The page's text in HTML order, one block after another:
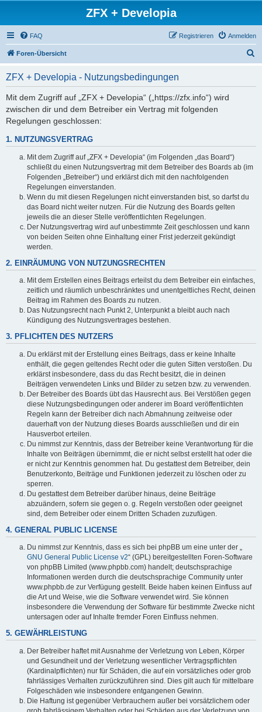
ZFX + Developia
FAQ Anmelden
Registrieren
Foren-Übersicht
ZFX + Developia - Nutzungsbedingungen
Mit dem Zugriff auf „ZFX + Developia“ („https://zfx.info“) wird
zwischen dir und dem Betreiber ein Vertrag mit folgenden
Regelungen geschlossen:
1. NUTZUNGSVERTRAG
Mit dem Zugriff auf „ZFX + Developia“ (im Folgenden „das Board“)
schließt du einen Nutzungsvertrag mit dem Betreiber des Boards ab (im
Folgenden „Betreiber“) und erklärst dich mit den nachfolgenden
Regelungen einverstanden.
Wenn du mit diesen Regelungen nicht einverstanden bist, so darfst du
das Board nicht weiter nutzen. Für die Nutzung des Boards gelten
jeweils die an dieser Stelle veröffentlichten Regelungen.
Der Nutzungsvertrag wird auf unbestimmte Zeit geschlossen und kann
von beiden Seiten ohne Einhaltung einer Frist jederzeit gekündigt
werden.
2. EINRÄUMUNG VON NUTZUNGSRECHTEN
Mit dem Erstellen eines Beitrags erteilst du dem Betreiber ein einfaches,
zeitlich und räumlich unbeschränktes und unentgeltliches Recht, deinen
Beitrag im Rahmen des Boards zu nutzen.
Das Nutzungsrecht nach Punkt 2, Unterpunkt a bleibt auch nach
Kündigung des Nutzungsvertrages bestehen.
3. PFLICHTEN DES NUTZERS
Du erklärst mit der Erstellung eines Beitrags, dass er keine Inhalte
enthält, die gegen geltendes Recht oder die guten Sitten verstoßen. Du
erklärst insbesondere, dass du das Recht besitzt, die in deinen
Beiträgen verwendeten Links und Bilder zu setzen bzw. zu verwenden.
Der Betreiber des Boards übt das Hausrecht aus. Bei Verstößen gegen
diese Nutzungsbedingungen oder anderer im Board veröffentlichten
Regeln kann der Betreiber dich nach Abmahnung zeitweise oder
dauerhaft von der Nutzung dieses Boards ausschließen und dir ein
Hausverbot erteilen.
Du nimmst zur Kenntnis, dass der Betreiber keine Verantwortung für die
Inhalte von Beiträgen übernimmt, die er nicht selbst erstellt hat oder die
er nicht zur Kenntnis genommen hat. Du gestattest dem Betreiber, dein
Benutzerkonto, Beiträge und Funktionen jederzeit zu löschen oder zu
sperren.
Du gestattest dem Betreiber darüber hinaus, deine Beiträge
abzuändern, sofern sie gegen o. g. Regeln verstoßen oder geeignet
sind, dem Betreiber oder einem Dritten Schaden zuzufügen.
4. GENERAL PUBLIC LICENSE
Du nimmst zur Kenntnis, dass es sich bei phpBB um eine unter der „
GNU General Public License v2“ (GPL) bereitgestellten Foren-Software
von phpBB Limited (www.phpbb.com) handelt; deutschsprachige
Informationen werden durch die deutschsprachige Community unter
www.phpbb.de zur Verfügung gestellt. Beide haben keinen Einfluss auf
die Art und Weise, wie die Software verwendet wird. Sie können
insbesondere die Verwendung der Software für bestimmte Zwecke nicht
untersagen oder auf Inhalte fremder Foren Einfluss nehmen.
5. GEWÄHRLEISTUNG
Der Betreiber haftet mit Ausnahme der Verletzung von Leben, Körper
und Gesundheit und der Verletzung wesentlicher Vertragspflichten
(Kardinalpflichten) nur für Schäden, die auf ein vorsätzliches oder grob
fahrlässiges Verhalten zurückzuführen sind. Dies gilt auch für mittelbare
Folgeschäden wie insbesondere entgangenen Gewinn.
Die Haftung ist gegenüber Verbrauchern außer bei vorsätzlichem oder